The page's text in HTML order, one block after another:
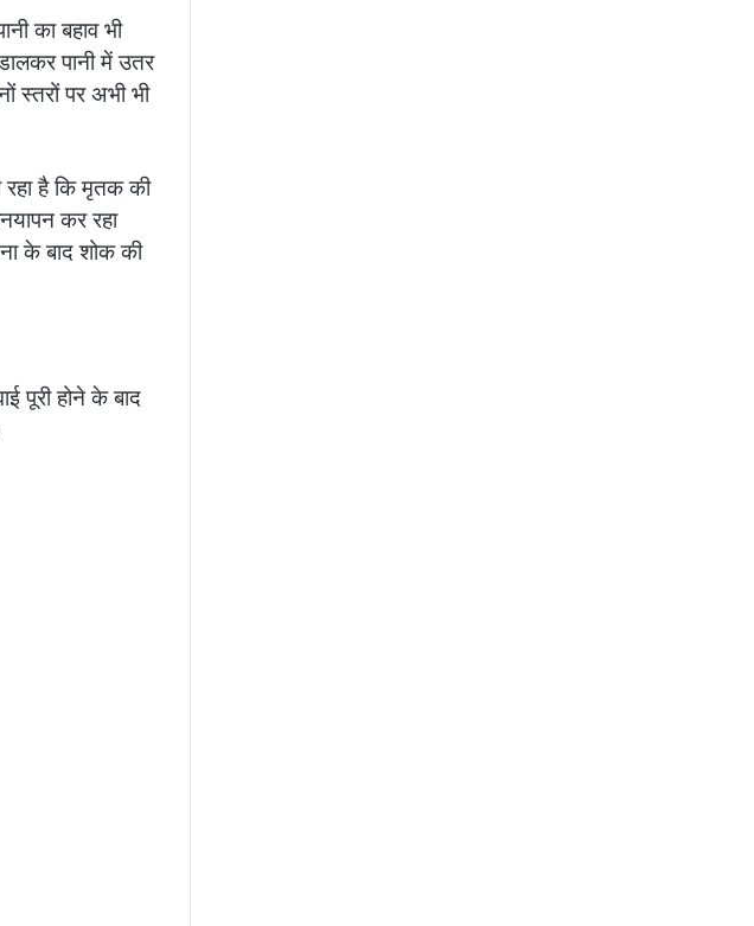
का बहाव भी
पानी में उतर
स्तरों पर अभी भी
रहा है कि मृतक की
कर रहा
के बाद शोक की
पूरी होने के बाद